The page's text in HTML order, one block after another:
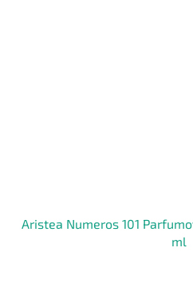
Aristea Numeros 101
ml